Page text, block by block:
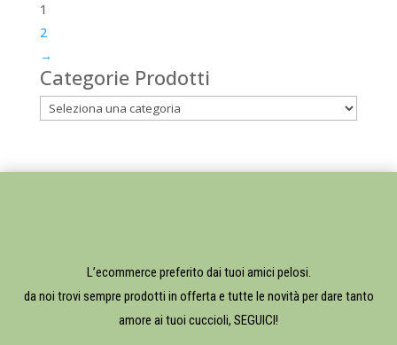
1
2
→
Categorie Prodotti
L’ecommerce preferito dai tuoi amici pelosi.
da noi trovi sempre prodotti in offerta e tutte le novità per dare tanto
amore ai tuoi cuccioli, SEGUICI!